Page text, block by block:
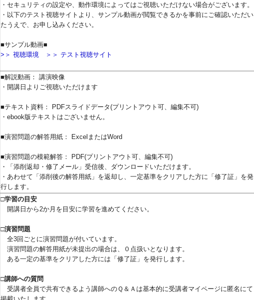
・セキュリティの設定や、動作環境によってはご視聴いただけない場合がございます。
・以下のテスト視聴サイトより、サンプル動画が閲覧できるかを事前にご確認いただい
たうえで、お申し込みください。
■サンプル動画■
>＞ 視聴環境
＞＞ テスト視聴サイト
■解説動画： 講演映像
・開講日よりご視聴いただけます
■テキスト資料 ： PDFスライドデータ(プリントアウト可、編集不可)
・ebook版テキストはございません。
■演習問題の解答用紙 ： ExcelまたはWord
■演習問題の模範解答 ： PDF(プリントアウト可、編集不可)
・
「添削返却・修了メール」受信後、ダウンロードいただけます。
・あわせて「添削後の解答用紙」を返却し、 一定基準をクリアした方に「修了証」を発
行します。
□学習の目安
開講日から2か月を目安に学習を進めてください。
□演習問題
全3回ごとに演習問題が付いています。
演習問題の解答用紙が未提出の場合は、０点扱いとなります。
ある一定の基準をクリアした方には「修了証」を発行します。
□講師への質問
受講者全員で共有できるよう講師へのＱ＆Ａは基本的に受講者マイページに匿名にて